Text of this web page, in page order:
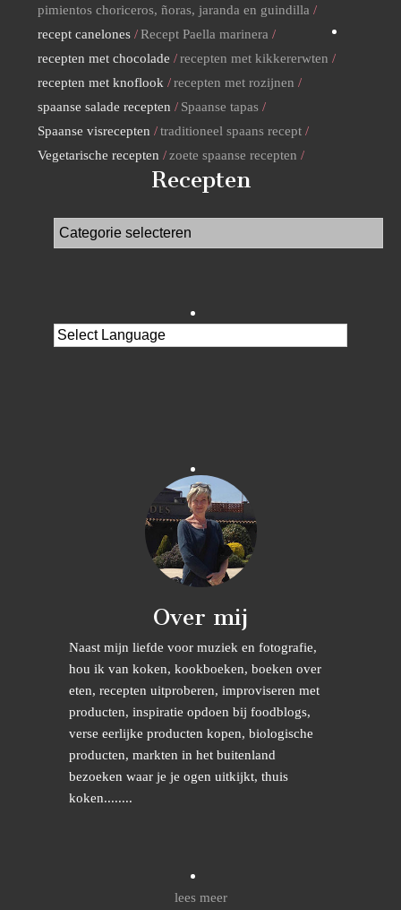
pimientos choriceros, ñoras, jaranda en guindilla
recept canelones
Recept Paella marinera
recepten met chocolade
recepten met kikkererwten
recepten met knoflook
recepten met rozijnen
spaanse salade recepten
Spaanse tapas
Spaanse visrecepten
traditioneel spaans recept
Vegetarische recepten
zoete spaanse recepten
Recepten
Over mij
Naast mijn liefde voor muziek en fotografie,
hou ik van koken, kookboeken, boeken over
eten, recepten uitproberen, improviseren met
producten, inspiratie opdoen bij foodblogs,
verse eerlijke producten kopen, biologische
producten, markten in het buitenland
bezoeken waar je je ogen uitkijkt, thuis
koken........
lees meer